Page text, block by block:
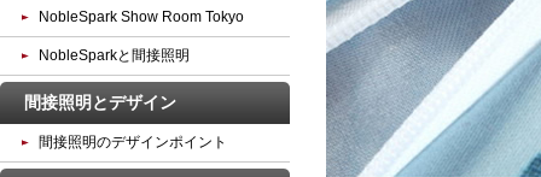
NobleSpark Show Room Tokyo
NobleSparkと間接照明
間接照明とデザイン
間接照明のデザインポイント